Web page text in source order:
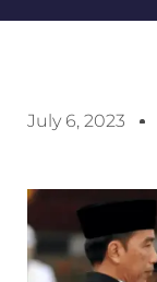
July 6, 2023